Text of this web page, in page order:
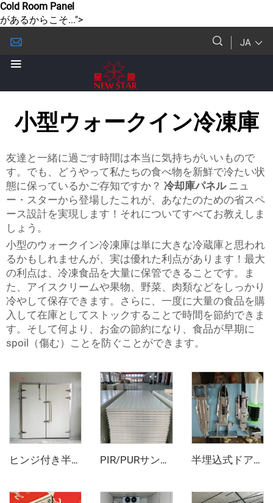
Cold Room Panel
があるからこそ...">
JA
小型ウォークイン冷凍庫
友達と一緒に過ごす時間は本当に気持ちがいいもので
す。でも、どうやって私たちの食べ物を新鮮で冷たい状
態に保っているかご存知ですか？ 冷却庫パネル ニュ
ー・スターから登場したこれが、あなたのための省スペ
ース設計を実現します！それについてすべてお教えしま
しょう。
小型のウォークイン冷凍庫は単に大きな冷蔵庫と思われ
るかもしれませんが、実は優れた利点があります！最大
の利点は、冷凍食品を大量に保管できることです。ま
た、アイスクリームや果物、野菜、肉類などをしっかり
冷やして保存できます。さらに、一度に大量の食品を購
入して在庫としてストックすることで時間を節約できま
す。そして何より、お金の節約になり、食品が早期に
spoil（傷む）ことを防ぐことができます。
ヒンジ付き半埋め込みドア PIR/PURサンドイッチパネル 半埋込式ドアヒンジとドアオープナー